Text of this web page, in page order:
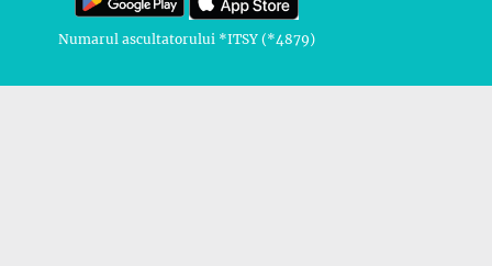
Numarul ascultatorului *ITSY (*4879)